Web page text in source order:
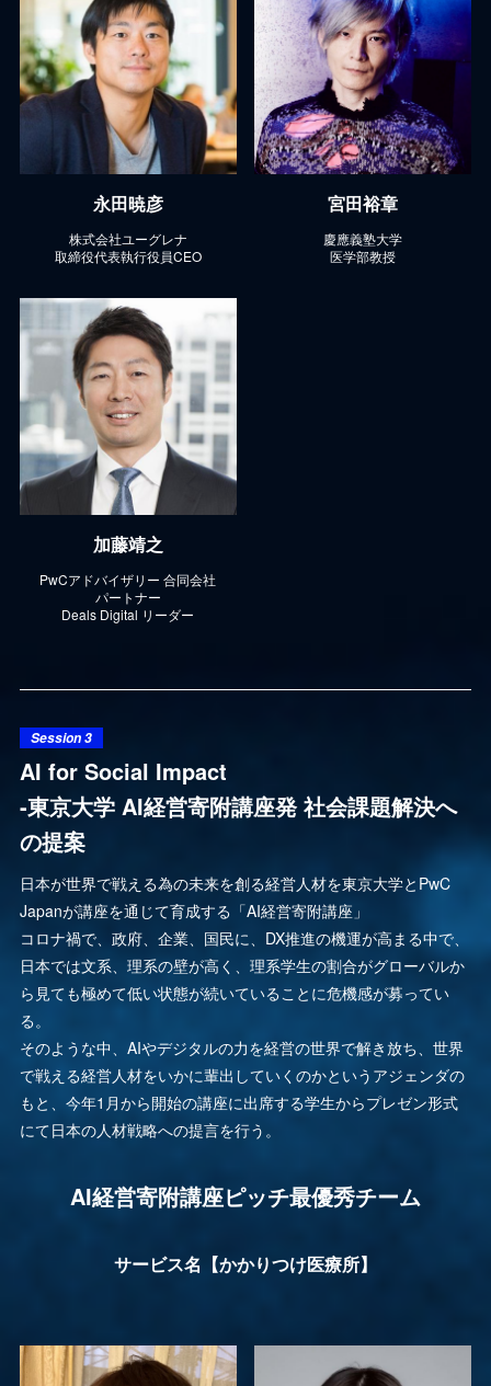
永田暁彦
株式会社ユーグレナ
取締役代表執行役員CEO
宮田裕章
慶應義塾大学
医学部教授
加藤靖之
PwCアドバイザリー 合同会社
パートナー
Deals Digital リーダー
Session 3
AI for Social Impact
-東京大学 AI経営寄附講座発 社会課題解決へ
の提案
日本が世界で戦える為の未来を創る経営人材を東京大学とPwC
Japanが講座を通じて育成する「AI経営寄附講座」
コロナ禍で、政府、企業、国民に、DX推進の機運が高まる中で、
日本では文系、理系の壁が高く、理系学生の割合がグローバルか
ら見ても極めて低い状態が続いていることに危機感が募ってい
る。
そのような中、AIやデジタルの力を経営の世界で解き放ち、世界
で戦える経営人材をいかに輩出していくのかというアジェンダの
もと、今年1月から開始の講座に出席する学生からプレゼン形式
にて日本の人材戦略への提言を行う。
AI経営寄附講座ピッチ最優秀チーム
サービス名【かかりつけ医療所】